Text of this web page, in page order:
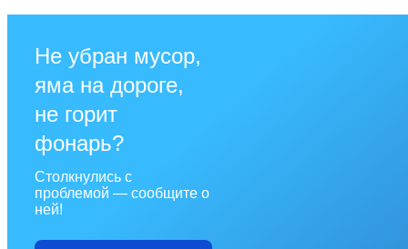
Не убран мусор,
яма на дороге,
не горит
фонарь?
Столкнулись с
проблемой — сообщите о
ней!